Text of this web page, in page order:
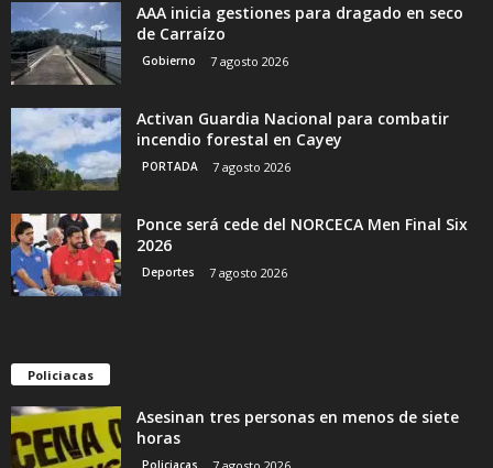
AAA inicia gestiones para dragado en seco
de Carraízo
Gobierno 7 agosto 2026
Activan Guardia Nacional para combatir
incendio forestal en Cayey
PORTADA 7 agosto 2026
Ponce será cede del NORCECA Men Final Six
2026
Deportes 7 agosto 2026
Policiacas
Asesinan tres personas en menos de siete
horas
Policiacas